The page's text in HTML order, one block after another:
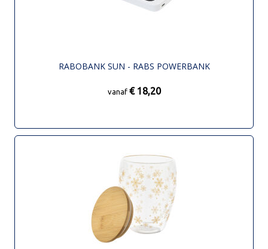
RABOBANK SUN - RABS POWERBANK
vanaf € 18,20